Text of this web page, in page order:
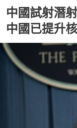
中國試射潛
中國已提升